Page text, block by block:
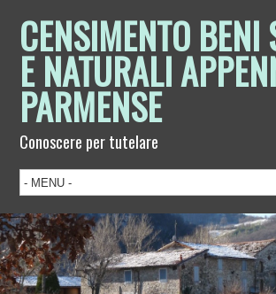
CENSIMENTO BENI
E NATURALI
PARMENSE
Conoscere per tutelare